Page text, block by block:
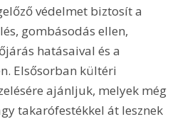
védelmet biztosít a
gombásodás ellen,
hatásaival és a
Elsősorban kültéri
ajánljuk, melyek még
takarófestékkel át lesznek